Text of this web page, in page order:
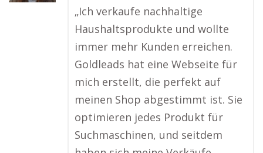
„Ich verkaufe nachhaltige
Haushaltsprodukte und wollte
immer mehr Kunden erreichen.
Goldleads hat eine Webseite für
mich erstellt, die perfekt auf
meinen Shop abgestimmt ist. Sie
optimieren jedes Produkt für
Suchmaschinen, und seitdem